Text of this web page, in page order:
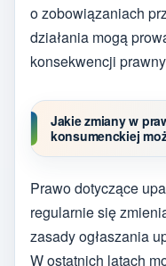
o zobowiązaniach
działania mogą
konsekwencji
Jakie zmiany w
konsumenckiej
Prawo dotyczące
regularnie się
zasady ogłaszania
W ostatnich latach